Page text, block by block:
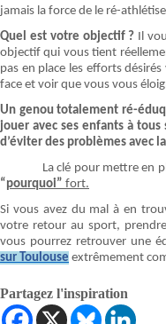
jamais la force de le ré-
Quel est votre objectif ? Il
objectif qui vous tient
pas en place les efforts
face et voir que vous vous
Un genou totalement ré-
jouer avec ses enfants à
d’éviter des problèmes avec
La clé pour mettre en
“pourquoi” fort.
Si vous avez du mal à en
votre retour au sport,
vous pourrez retrouver une
sur Toulouse extrêmement
Partagez l'inspiration